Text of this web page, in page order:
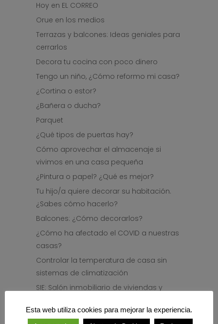
Hoy en EL CORREO
Orue en los medios
Terrazas y balcones: Ideas geniales para
cerrarlos
Decora tu cocina con poco dinero
Tengo un niño, ¿Cómo reformo mi casa?
¿Cortina o estor?
¿Bañera o ducha?
Parquet
¿Qué tipos de puertas hay?
Cómo aprovechar el almacenaje si
vivimos en una casa pequeña
¿Pintura o papel? ¿Qué es mejor?
Tu hijo/a quiere decorar su habitación.
¿Sabes cómo hacerlo?
Balcones: ¿Cómo decorarlos?
¿Cómo ha afectado el COVID a nuestras
casas?
Controlar la temperatura de casa sin
sistemas de climatización
SIE: Salón inmobiliario de viviendas y
Cocina: ¿Cómo distribuirla?
Esta web utiliza cookies para mejorar la experiencia.